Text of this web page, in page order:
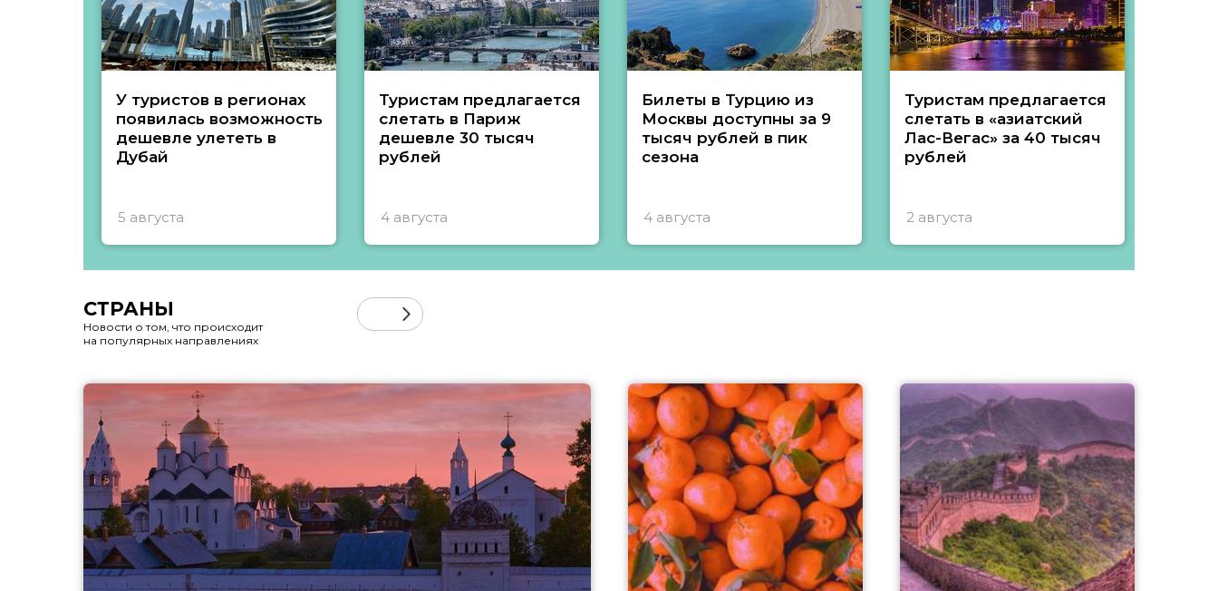
У туристов в регионах
появилась возможность
дешевле улететь в
Дубай
5 августа
Туристам предлагается
слетать в Париж
дешевле 30 тысяч
рублей
4 августа
Билеты в Турцию из
Москвы доступны за 9
тысяч рублей в пик
сезона
4 августа
Туристам предлагается
слетать в «азиатский
Лас-Вегас» за 40 тысяч
рублей
2 августа
СТРАНЫ
Новости о том, что происходит
на популярных направлениях